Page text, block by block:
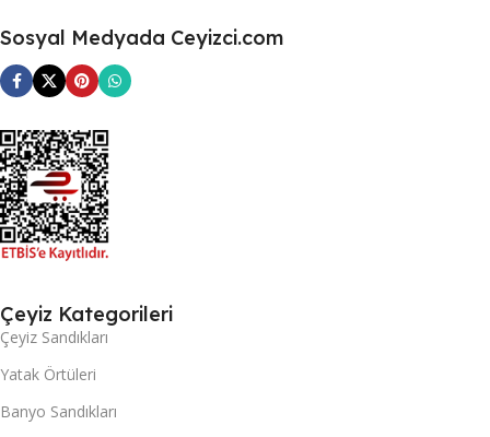
Sosyal Medyada Ceyizci.com
Çeyiz Kategorileri
Çeyiz Sandıkları
Yatak Örtüleri
Banyo Sandıkları